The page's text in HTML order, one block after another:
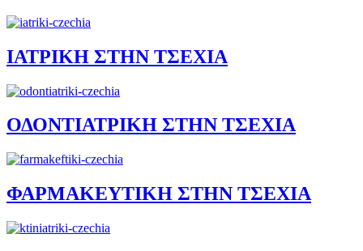
ΙΑΤΡΙΚΗ ΣΤΗΝ ΤΣΕΧΙΑ
ΟΔΟΝΤΙΑΤΡΙΚΗ ΣΤΗΝ ΤΣΕΧΙΑ
ΦΑΡΜΑΚΕΥΤΙΚΗ ΣΤΗΝ ΤΣΕΧΙΑ